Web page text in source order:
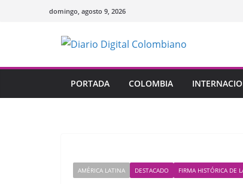
domingo, agosto 9, 2026
PORTADA COLOMBIA
AMÉRICA LATINA DESTACADO FIRMA HISTÓRICA DE